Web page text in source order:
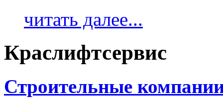
читать далее...
Краслифтсервис
Строительные